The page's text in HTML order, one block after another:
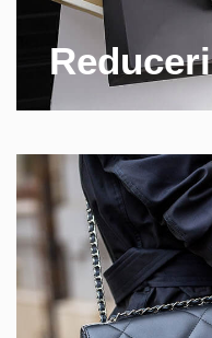
Reduceri